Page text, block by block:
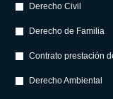
Derecho Civil
Derecho de Familia
Contrato prestación
Derecho Ambiental